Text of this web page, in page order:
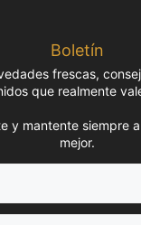
Boletín
frescas,
que realmente
y mantente siempre
mejor.